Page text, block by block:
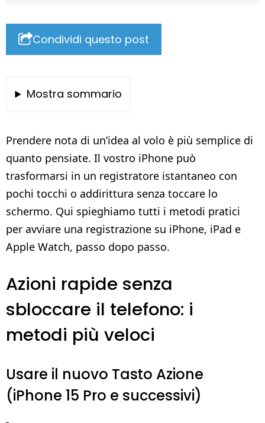
Condividi questo post
Mostra sommario
Prendere nota di un’idea al volo è più semplice di
quanto pensiate. Il vostro iPhone può
trasformarsi in un registratore istantaneo con
pochi tocchi o addirittura senza toccare lo
schermo. Qui spieghiamo tutti i metodi pratici
per avviare una registrazione su iPhone, iPad e
Apple Watch, passo dopo passo.
Azioni rapide senza
sbloccare il telefono: i
metodi più veloci
Usare il nuovo Tasto Azione
(iPhone 15 Pro e successivi)